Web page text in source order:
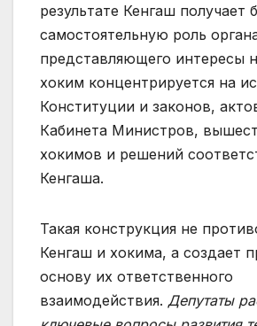
результате Кенгаш получает
самостоятельную роль
представляющего интересы
хоким концентрируется на
Конституции и законов,
Кабинета Министров,
хокимов и решений
Кенгаша.
Такая конструкция не
Кенгаш и хокима, а создает
основу их ответственного
взаимодействия. Депутаты